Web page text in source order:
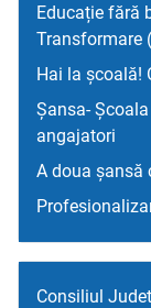
Educație fără
Transformare
Hai la școală!
Șansa-
angajatori
A doua șansă
Consiliul